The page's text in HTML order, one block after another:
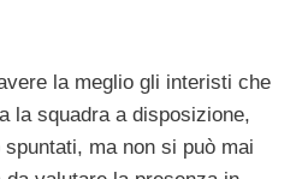
la meglio gli interisti che
la squadra a disposizione,
ma non si può mai